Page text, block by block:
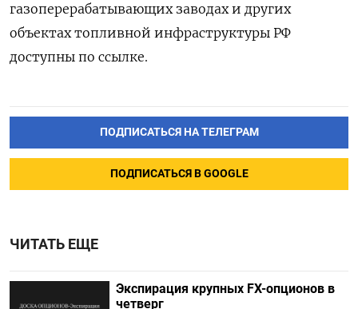
газоперерабатывающих заводах и других
объектах ‌топливной инфраструктуры РФ
доступны по ссылке.
ПОДПИСАТЬСЯ НА ТЕЛЕГРАМ
ПОДПИСАТЬСЯ В GOOGLE
ЧИТАТЬ ЕЩЕ
Экспирация крупных FX-опционов в
четверг